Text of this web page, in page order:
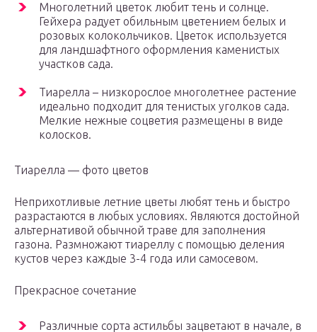
Многолетний цветок любит тень и солнце.
Гейхера радует обильным цветением белых и
розовых колокольчиков. Цветок используется
для ландшафтного оформления каменистых
участков сада.
Тиарелла – низкорослое многолетнее растение
идеально подходит для тенистых уголков сада.
Мелкие нежные соцветия размещены в виде
колосков.
Тиарелла — фото цветов
Неприхотливые летние цветы любят тень и быстро
разрастаются в любых условиях. Являются достойной
альтернативой обычной траве для заполнения
газона. Размножают тиареллу с помощью деления
кустов через каждые 3-4 года или самосевом.
Прекрасное сочетание
Различные сорта астильбы зацветают в начале, в